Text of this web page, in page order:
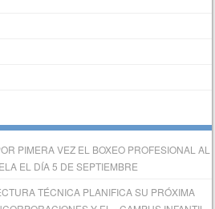
PIMERA VEZ EL BOXEO PROFESIONAL AL
EL DÍA 5 DE SEPTIEMBRE
TÉCNICA PLANIFICA SU PRÓXIMA